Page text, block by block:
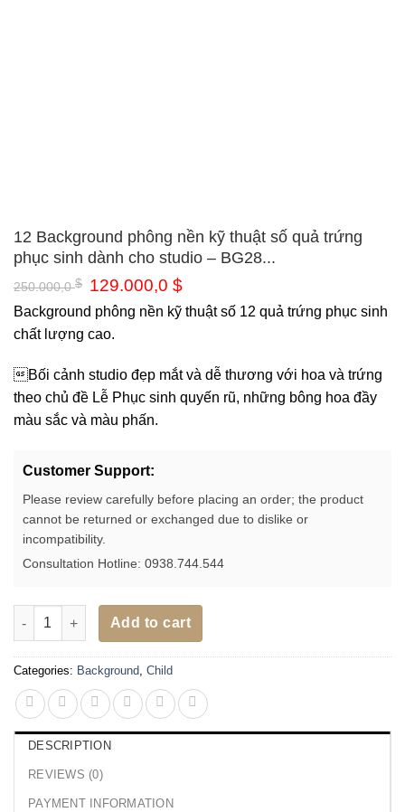
12 Background phông nền kỹ thuật số quả trứng
phục sinh dành cho studio – BG28...
250.000,0$ Original
price
was:
250.000,0 $.
129.000,0$price
is:
129.000,0 $.
Background phông nền kỹ thuật số 12 quả trứng phục sinh
chất lượng cao.
Bối cảnh studio đẹp mắt và dễ thương với hoa và trứng
theo chủ đề Lễ Phục sinh quyến rũ, những bông hoa đầy
màu sắc và màu phấn.
Customer Support:
Please review carefully before placing an order; the product
cannot be returned or exchanged due to dislike or
incompatibility.
Consultation Hotline: 0938.744.544
12 Background phông nền kỹ thuật số quả trứng phục sinh
Add to cart
Categories: Background Child
DESCRIPTION
REVIEWS (0)
PAYMENT INFORMATION